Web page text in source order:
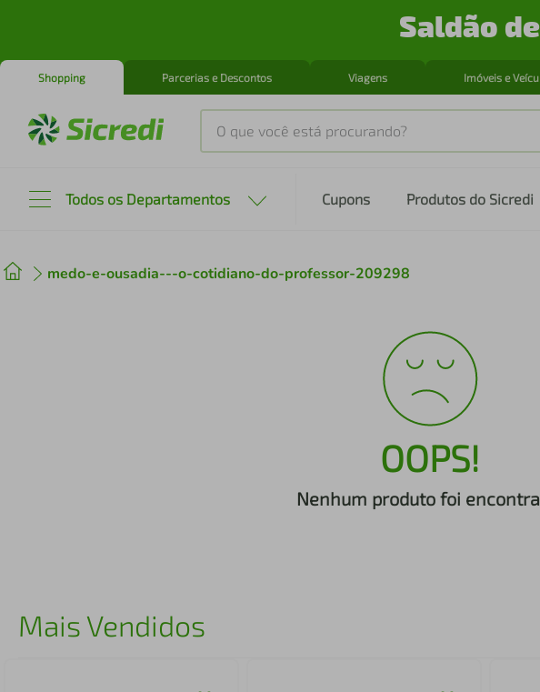
Saldão
Shopping Parcerias e Descontos Viagens Imóveis e
O que você está procurando?
Todos os Departamentos Cupons Produtos do Sicredi
medo-e-ousadia---o-cotidiano-do-professor-209298
OOPS!
Nenhum produto foi
Mais Vendidos
2º cafeteira